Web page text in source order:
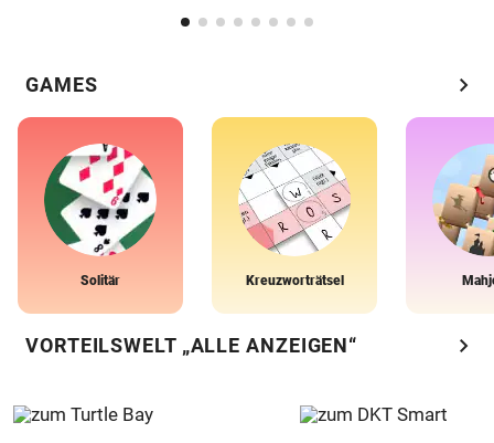
GAMES chevron_right
Solitär Kreuzworträtsel
VORTEILSWELT „ALLE ANZEIGEN“ chevron_right